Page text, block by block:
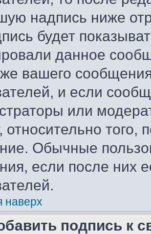
надпись ниже
будет
данное
вашего
и если
или
относительно
Обычные
если после них
наверх
подпись к